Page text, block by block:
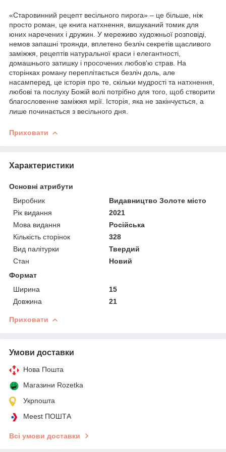
«Старовинний рецепт весільного пирога» – це більше, ніж
просто роман, це книга натхнення, вишуканий томик для
юних наречених і дружин. У мереживо художньої розповіді,
немов запашні троянди, вплетено безліч секретів щасливого
заміжжя, рецептів натуральної краси і елегантності,
домашнього затишку і просочених любов'ю страв. На
сторінках роману переплітається безліч доль, але
насамперед, це історія про те, скільки мудрості та натхнення,
любові та послуху Божій волі потрібно для того, щоб створити
благословенне заміжжя мрії. Історія, яка не закінчується, а
лише починається з весільного дня.
Приховати
Характеристики
Основні атрибути
Виробник
Видавництво Золоте місто
Рік видання
2021
Мова видання
Російська
Кількість сторінок
328
Вид палітурки
Твердий
Стан
Новий
Формат
Ширина
15
Довжина
21
Приховати
Умови доставки
Нова Пошта
Магазини Rozetka
Укрпошта
Meest ПОШТА
Всі умови доставки